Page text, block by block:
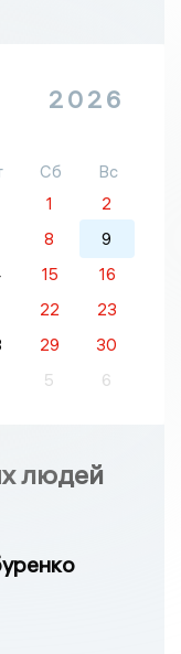
2026
Сб
Вс
1
2
8
9
15
16
22
23
29
30
5 6
людей